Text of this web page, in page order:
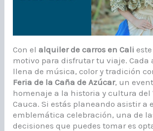
Con elalquiler de carros en Cali
motivo para disfrutar tu viaje. Cada
llena de música, color y tradición
Feria de la Caña de Azúcar, un
homenaje a la historia y cultura del
Cauca. Si estás planeando asistir a
emblemática celebración, una de
decisiones que puedes tomar es